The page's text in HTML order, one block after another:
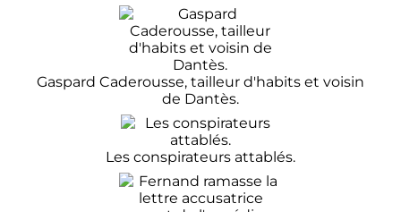
Gaspard Caderousse, tailleur d'habits et voisin
de Dantès.
Les conspirateurs attablés.